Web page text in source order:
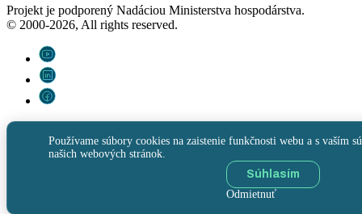
Projekt je podporený Nadáciou Ministerstva hospodárstva.
© 2000-2026, All rights reserved.
Používame súbory cookies na zaistenie funkčnosti webu a s vaším
našich webových stránok.
Súhlasím
Odmietnuť